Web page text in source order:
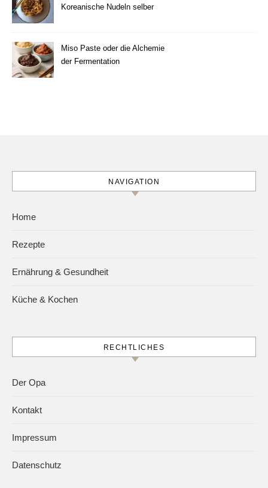
Koreanische Nudeln selber
Miso Paste oder die Alchemie
der Fermentation
NAVIGATION
Home
Rezepte
Ernährung & Gesundheit
Küche & Kochen
RECHTLICHES
Der Opa
Kontakt
Impressum
Datenschutz